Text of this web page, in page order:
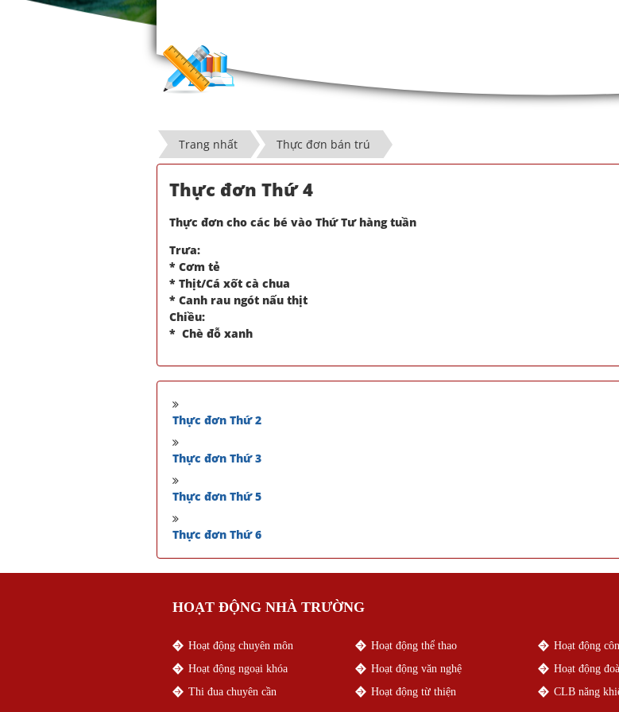
Trang nhất Thực đơn bán trú
Thực đơn Thứ 4
Thực đơn cho các bé vào Thứ Tư hàng tuần
Trưa:
* Cơm tẻ
* Thịt/Cá xốt cà chua
* Canh rau ngót nấu thịt
Chiều:
* Chè đỗ xanh
Thực đơn Thứ 2
Thực đơn Thứ 3
Thực đơn Thứ 5
Thực đơn Thứ 6
HOẠT ĐỘNG NHÀ TRƯỜNG
Hoạt động chuyên môn
Hoạt động ngoại khóa
Thi đua chuyên cần
Hoạt động thể thao
Hoạt động văn nghệ
Hoạt động từ thiện
Hoạt động
Hoạt động
CLB năng